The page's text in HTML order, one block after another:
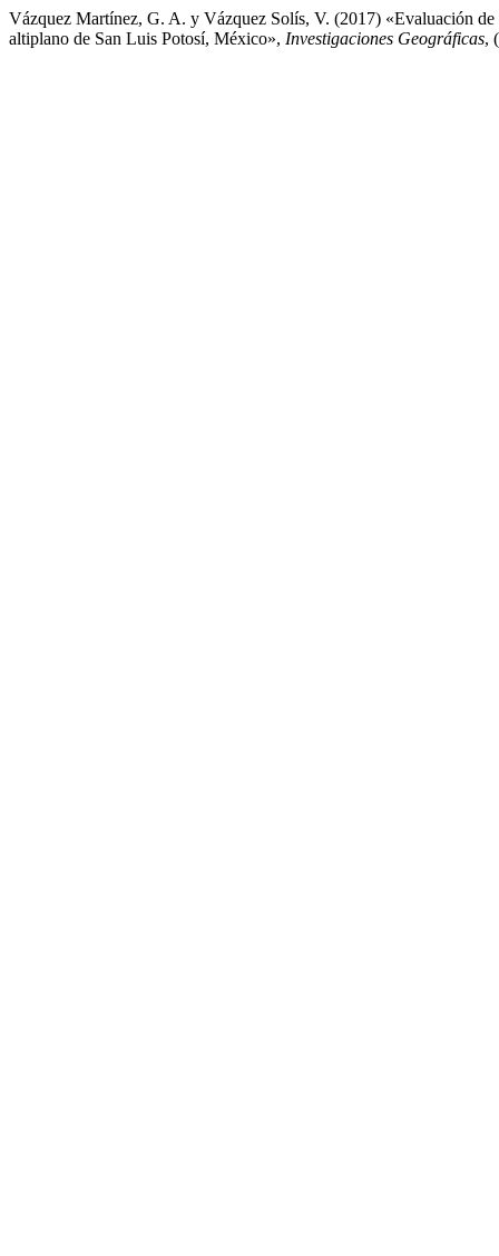
Vázquez Martínez, G. A. y Vázquez Solís, V. (2017) «Evaluación
altiplano de San Luis Potosí, México», Investigaciones Geográficas,